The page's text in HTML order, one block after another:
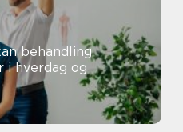
behandling
hverdag og